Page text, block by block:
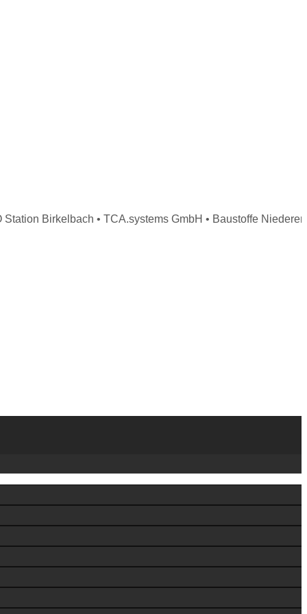
Birkelbach • TCA.systems GmbH • Baustoffe Niederer •